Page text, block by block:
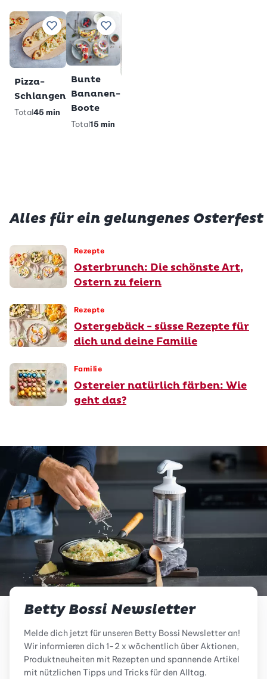
Zu Lieblingsrezepten hinzufügen
Pizza-
Schlangen
Total45 min
Zu Lieblingsrezepten hinzufügen
Bunte
Bananen-
Boote
Total15 min
Alles für ein gelungenes Osterfest
Rezepte
Osterbrunch: Die schönste Art,
Ostern zu feiern
Rezepte
Ostergebäck - süsse Rezepte für
dich und deine Familie
Familie
Ostereier natürlich färben: Wie
geht das?
Betty Bossi Newsletter
Melde dich jetzt für unseren Betty Bossi Newsletter an!
Wir informieren dich 1-2 x wöchentlich über Aktionen,
Produktneuheiten mit Rezepten und spannende Artikel
mit nützlichen Tipps und Tricks für den Alltag.